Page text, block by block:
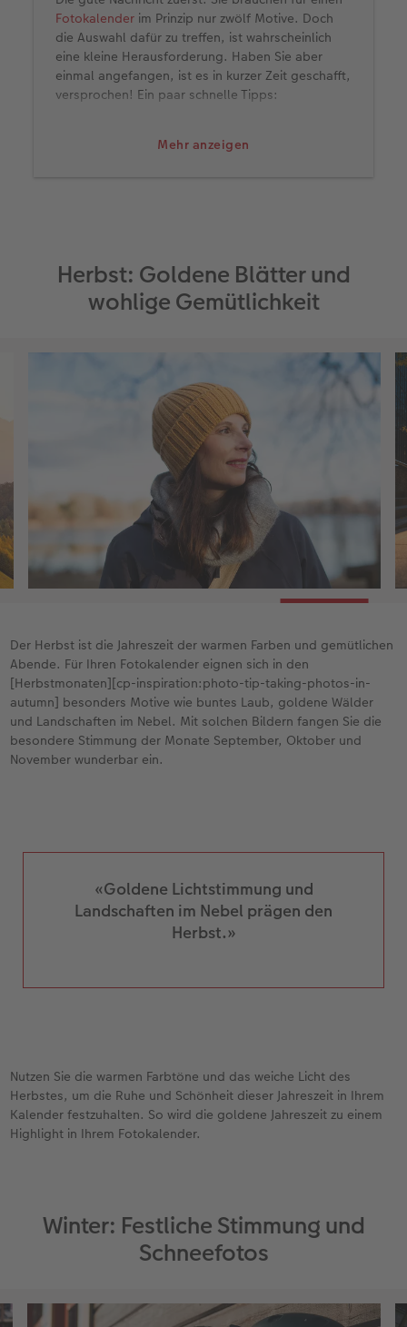
Mehr anzeigen
Fotokalender im Prinzip nur zwölf Motive. Doch
die Auswahl dafür zu treffen, ist wahrscheinlich
eine kleine Herausforderung. Haben Sie aber
einmal angefangen, ist es in kurzer Zeit geschafft,
versprochen! Ein paar schnelle Tipps:
bestimmtes Thema haben soll: Familie,
Sortieren Sie Ihre Fotos zunächst nach
Jahreszeiten. Legen Sie dafür entweder
Ordner an oder ergänzen Sie ein
Dateibezeichnungen, so bekommen Sie einen
guten Überblick.
Vielleicht umfasst Ihre engere Auswahl 20 bis
40 Fotos, das ist eine gute Basis für den
nächsten Schritt.
Wählen Sie nun für jeden Monat die Bilder
aus, die am besten passen. Hier haben Sie
etwas Flexibilität: Fotos für den Juli passen
vermutlich auch im August oder umgekehrt.
Bei Fotos von der Familie oder Personen
können Sie auch Geburtstage oder
vergeichbare Anlässe berücksichtigen.
lohnt es sich oft, «etwas näher ranzugehen»,
also die Bilder leicht heranzuzoomen und
zuzuschneiden.
Checken Sie abschliessend noch einmal die
Harmonie der Bilder untereinander, um einen
stimmigen Gesamtlook Ihres Kalenders zu
Herbst: Goldene Blätter und
wohlige Gemütlichkeit
Der Herbst ist die Jahreszeit der warmen Farben und gemütlichen
Abende. Für Ihren Fotokalender eignen sich in den
[Herbstmonaten][cp-inspiration:photo-tip-taking-photos-in-
autumn] besonders Motive wie buntes Laub, goldene Wälder
und Landschaften im Nebel. Mit solchen Bildern fangen Sie die
besondere Stimmung der Monate September, Oktober und
November wunderbar ein.
«Goldene Lichtstimmung und
Landschaften im Nebel prägen den
Herbst.»
Nutzen Sie die warmen Farbtöne und das weiche Licht des
Herbstes, um die Ruhe und Schönheit dieser Jahreszeit in Ihrem
Kalender festzuhalten. So wird die goldene Jahreszeit zu einem
Highlight in Ihrem Fotokalender.
Winter: Festliche Stimmung und
Schneefotos